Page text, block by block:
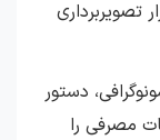
تصویربرداری
دستور
مصرفی را